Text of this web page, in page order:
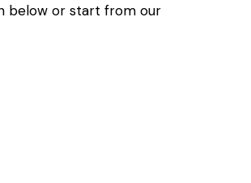
below or start from our